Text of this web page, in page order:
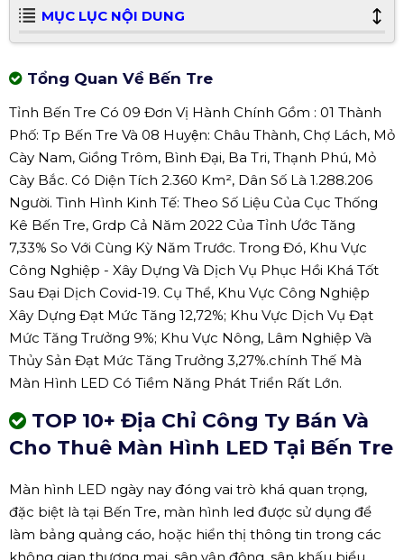
MỤC LỤC NỘI DUNG
Tổng Quan Về Bến Tre
Tỉnh Bến Tre Có 09 Đơn Vị Hành Chính Gồm : 01 Thành
Phố: Tp Bến Tre Và 08 Huyện: Châu Thành, Chợ Lách, Mỏ
Cày Nam, Giồng Trôm, Bình Đại, Ba Tri, Thạnh Phú, Mỏ
Cày Bắc. Có Diện Tích 2.360 Km², Dân Số Là 1.288.206
Người. Tình Hình Kinh Tế: Theo Số Liệu Của Cục Thống
Kê Bến Tre, Grdp Cả Năm 2022 Của Tỉnh Ước Tăng
7,33% So Với Cùng Kỳ Năm Trước. Trong Đó, Khu Vực
Công Nghiệp - Xây Dựng Và Dịch Vụ Phục Hồi Khá Tốt
Sau Đại Dịch Covid-19. Cụ Thể, Khu Vực Công Nghiệp
Xây Dựng Đạt Mức Tăng 12,72%; Khu Vực Dịch Vụ Đạt
Mức Tăng Trưởng 9%; Khu Vực Nông, Lâm Nghiệp Và
Thủy Sản Đạt Mức Tăng Trưởng 3,27%.chính Thế Mà
Màn Hình LED Có Tiềm Năng Phát Triển Rất Lớn.
TOP 10+ Địa Chỉ Công Ty Bán Và
Cho Thuê Màn Hình LED Tại Bến Tre
Màn hình LED ngày nay đóng vai trò khá quan trọng,
đặc biệt là tại Bến Tre, màn hình led được sử dụng để
làm bảng quảng cáo, hoặc hiển thị thông tin trong các
không gian thương mại, sân vận động, sân khấu biểu